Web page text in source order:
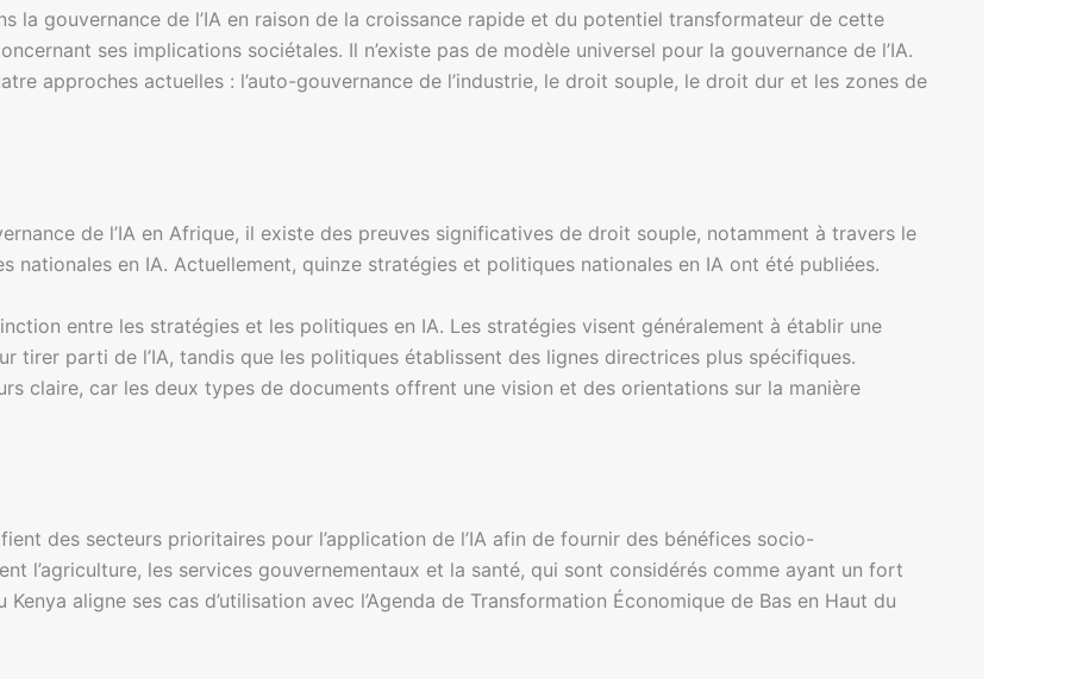
la gouvernance de l’IA en raison de la croissance rapide et du potentiel transformateur de cette
ses implications sociétales. Il n’existe pas de modèle universel pour la gouvernance de l’IA.
approches actuelles : l’auto-gouvernance de l’industrie, le droit souple, le droit dur et les zones de
de l’IA en Afrique, il existe des preuves significatives de droit souple, notamment à travers le
nationales en IA. Actuellement, quinze stratégies et politiques nationales en IA ont été publiées.
entre les stratégies et les politiques en IA. Les stratégies visent généralement à établir une
tirer parti de l’IA, tandis que les politiques établissent des lignes directrices plus spécifiques.
claire, car les deux types de documents offrent une vision et des orientations sur la manière
des secteurs prioritaires pour l’application de l’IA afin de fournir des bénéfices socio-
l’agriculture, les services gouvernementaux et la santé, qui sont considérés comme ayant un fort
aligne ses cas d’utilisation avec l’Agenda de Transformation Économique de Bas en Haut du